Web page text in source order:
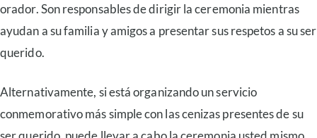
orador. Son responsables de dirigir la ceremonia mientras
ayudan a su familia y amigos a presentar sus respetos a su ser
querido.
Alternativamente, si está organizando un servicio
conmemorativo más simple con las cenizas presentes de su